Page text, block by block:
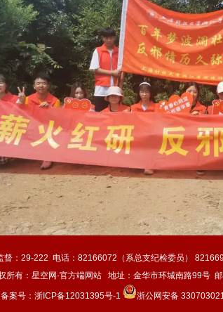
督：29-222 电话：82166072（系总支纪检委员）
所有：星空网·官方端网站 地址：金华市环城南路99号
备案号： 浙ICP备12031395号-1 浙公网安备